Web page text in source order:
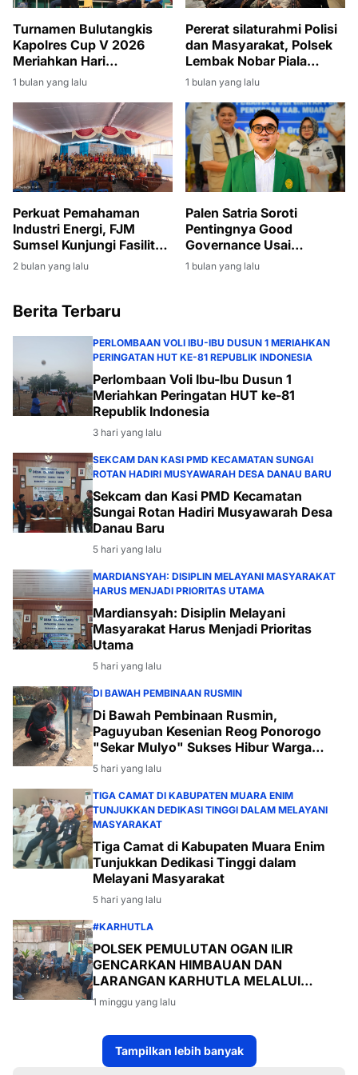
Turnamen Bulutangkis
Kapolres Cup V 2026
Meriahkan Hari
Bhayangkara ke-80
1 bulan yang lalu
Pererat silaturahmi Polisi
dan Masyarakat, Polsek
Lembak Nobar Piala
Dunia 2026
1 bulan yang lalu
Perkuat Pemahaman
Industri Energi, FJM
Sumsel Kunjungi Fasilitas
Produksi Migas di Muara
2 bulan yang lalu
Palen Satria Soroti
Pentingnya Good
Governance Usai
Penyerahan SK PLT
Bupati Muara Enim
1 bulan yang lalu
Berita Terbaru
PERLOMBAAN VOLI IBU-IBU DUSUN 1 MERIAHKAN
PERINGATAN HUT KE-81 REPUBLIK INDONESIA
Perlombaan Voli Ibu-Ibu Dusun 1
Meriahkan Peringatan HUT ke-81
Republik Indonesia
3 hari yang lalu
SEKCAM DAN KASI PMD KECAMATAN SUNGAI
ROTAN HADIRI MUSYAWARAH DESA DANAU BARU
Sekcam dan Kasi PMD Kecamatan
Sungai Rotan Hadiri Musyawarah Desa
Danau Baru
5 hari yang lalu
MARDIANSYAH: DISIPLIN MELAYANI MASYARAKAT
HARUS MENJADI PRIORITAS UTAMA
Mardiansyah: Disiplin Melayani
Masyarakat Harus Menjadi Prioritas
Utama
5 hari yang lalu
DI BAWAH PEMBINAAN RUSMIN
Di Bawah Pembinaan Rusmin,
Paguyuban Kesenian Reog Ponorogo
"Sekar Mulyo" Sukses Hibur Warga
Desa Payabakal
5 hari yang lalu
TIGA CAMAT DI KABUPATEN MUARA ENIM
TUNJUKKAN DEDIKASI TINGGI DALAM MELAYANI
MASYARAKAT
Tiga Camat di Kabupaten Muara Enim
Tunjukkan Dedikasi Tinggi dalam
Melayani Masyarakat
5 hari yang lalu
#KARHUTLA
POLSEK PEMULUTAN OGAN ILIR
GENCARKAN HIMBAUAN DAN
LARANGAN KARHUTLA MELALUI
PROGRAM TSKD (TOURING SAMBANG
KE DESA-DESA
1 minggu yang lalu
Tampilkan lebih banyak